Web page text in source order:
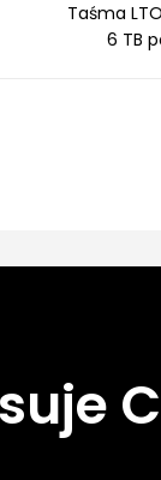
Taśma
6 TB